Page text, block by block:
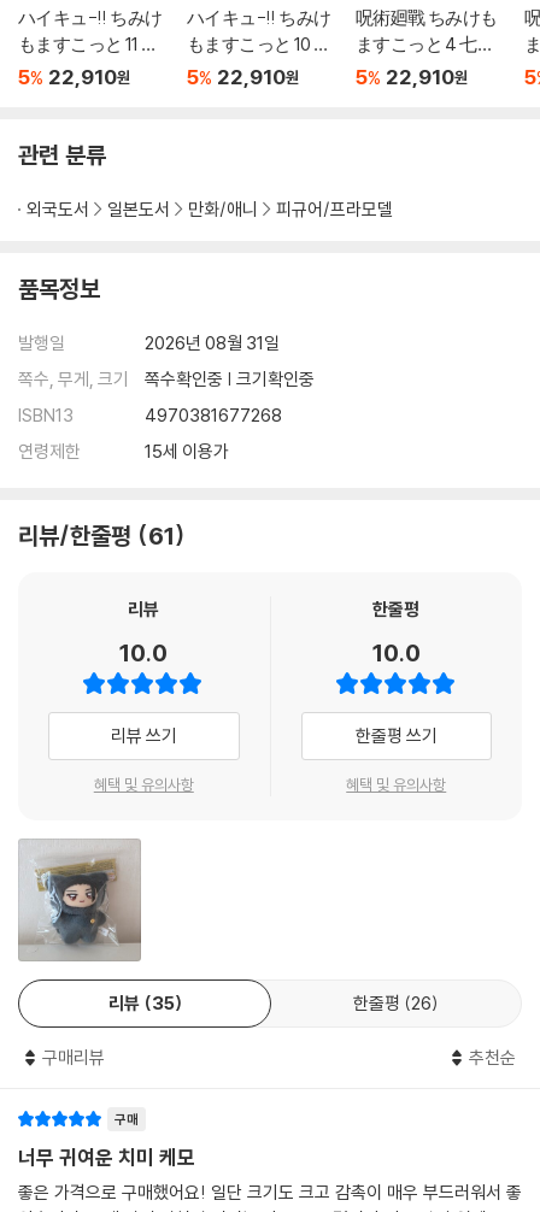
ハイキュ-!! ちみけ
もますこっと 11 北
信介
5% 22,910원
ハイキュ-!! ちみけ
もますこっと 10 宮
治
5% 22,910원
呪術廻戰 ちみけも
ますこっと 4 七海
建人
5% 22,910원 5
관련 분류
외국도서 일본도서 만화/애니 피규어/프라모델
품목정보
발행일
2026년 08월 31일
쪽수, 무게, 크기
쪽수확인중 | 크기확인중
ISBN13
4970381677268
연령제한
15세 이용가
리뷰/한줄평 61
리뷰
10.0
리뷰 쓰기
혜택 및 유의사항
한줄평
10.0
한줄평 쓰기
혜택 및 유의사항
리뷰 35 한줄평 26
구매리뷰 추천순
구매
너무 귀여운 치미 케모
좋은 가격으로 구매했어요! 일단 크기도 크고 감촉이 매우 부드러워서 좋